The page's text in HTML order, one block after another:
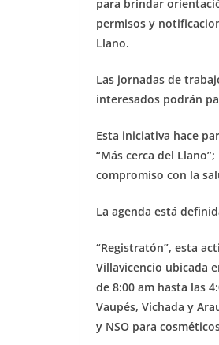
k
para brindar
permisos y
Llano.
Las jornadas de
interesados podrán
Esta iniciativa hace
“Más cerca del
compromiso con la
La agenda está
“Registratón”, esta
Villavicencio ubicada
de 8:00 am hasta las
Vaupés, Vichada y
y NSO para